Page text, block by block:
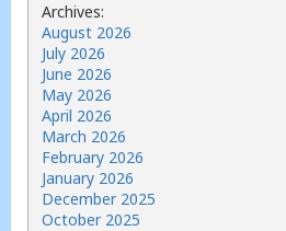
Archives:
August 2026
July 2026
June 2026
May 2026
April 2026
March 2026
February 2026
January 2026
December 2025
October 2025